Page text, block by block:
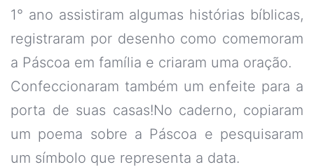
1° ano assistiram algumas histórias bíblicas,
registraram por desenho como comemoram
a Páscoa em família e criaram uma oração.
Confeccionaram também um enfeite para a
porta de suas casas!No caderno, copiaram
um poema sobre a Páscoa e pesquisaram
um símbolo que representa a data.